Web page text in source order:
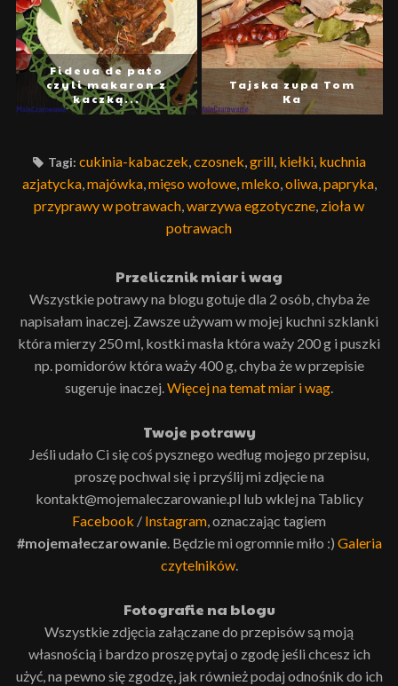
Fideua de pato
czyli makaron z
kaczką...
Tajska zupa Tom
Ka
Tagi: cukinia-kabaczek,czosnek,grill, kiełki, kuchnia
azjatycka,majówka,mięso wołowe,mleko,oliwa,papryka,
przyprawy w potrawach,warzywa egzotyczne, zioła w
potrawach
Przelicznik miar i wag
Wszystkie potrawy na blogu gotuje dla 2 osób, chyba że
napisałam inaczej. Zawsze używam w mojej kuchni szklanki
która mierzy 250 ml, kostki masła która waży 200 g i puszki
np. pomidorów która waży 400 g, chyba że w przepisie
sugeruje inaczej.Więcej na temat miar i wag.
Twoje potrawy
Jeśli udało Ci się coś pysznego według mojego przepisu,
proszę pochwal się i przyślij mi zdjęcie na
kontakt@mojemaleczarowanie.pl lub wklej na Tablicy
Facebook / Instagram, oznaczając tagiem
#mojemałeczarowanie. Będzie mi ogromnie miło :) Galeria
czytelników.
Fotografie na blogu
Wszystkie zdjęcia załączane do przepisów są moją
własnością i bardzo proszę pytaj o zgodę jeśli chcesz ich
użyć, na pewno się zgodzę, jak również podaj odnośnik do ich